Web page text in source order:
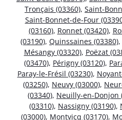
Tronçais (03360), Saint-
Saint-Bonnet-de-Four
(03160), Ronnet (03420),
(03190), Quinssaines (03380),
Mésangy (03320), Poëzat
(03470), Périgny (03120),
Paray-le-Frésil (03230),
(03250), Neuvy (03000),
(03340), Neuilly-en-Donjon
(03310), Nassigny (03190),
(03000), Montvicq (03170),